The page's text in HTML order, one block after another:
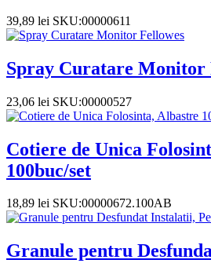
39,89 lei SKU:00000611
Spray Curatare Monitor
23,06 lei SKU:00000527
Cotiere de Unica
100buc/set
18,89 lei SKU:00000672.100AB
Granule pentru